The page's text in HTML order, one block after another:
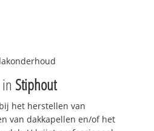
Stiphout
het herstellen van
van dakkapellen en/of het